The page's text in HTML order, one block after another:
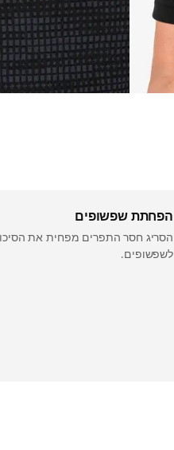
הפחתת שפשופים
הסריג חסר התפרים מפחית את
לשפשופים.